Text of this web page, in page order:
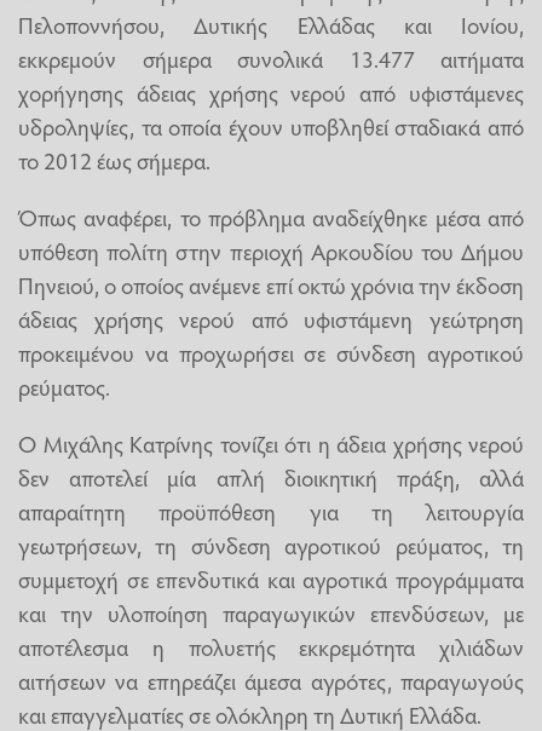
Πελοποννήσου, Δυτικής Ελλάδας και Ιονίου,
εκκρεμούν σήμερα συνολικά 13.477 αιτήματα
χορήγησης άδειας χρήσης νερού από υφιστάμενες
υδροληψίες, τα οποία έχουν υποβληθεί σταδιακά από
το 2012 έως σήμερα.
Όπως αναφέρει, το πρόβλημα αναδείχθηκε μέσα από
υπόθεση πολίτη στην περιοχή Αρκουδίου του Δήμου
Πηνειού, ο οποίος ανέμενε επί οκτώ χρόνια την έκδοση
άδειας χρήσης νερού από υφιστάμενη γεώτρηση
προκειμένου να προχωρήσει σε σύνδεση αγροτικού
ρεύματος.
Ο Μιχάλης Κατρίνης τονίζει ότι η άδεια χρήσης νερού
δεν αποτελεί μία απλή διοικητική πράξη, αλλά
απαραίτητη προϋπόθεση για τη λειτουργία
γεωτρήσεων, τη σύνδεση αγροτικού ρεύματος, τη
συμμετοχή σε επενδυτικά και αγροτικά προγράμματα
και την υλοποίηση παραγωγικών επενδύσεων, με
αποτέλεσμα η πολυετής εκκρεμότητα χιλιάδων
αιτήσεων να επηρεάζει άμεσα αγρότες, παραγωγούς
και επαγγελματίες σε ολόκληρη τη Δυτική Ελλάδα.